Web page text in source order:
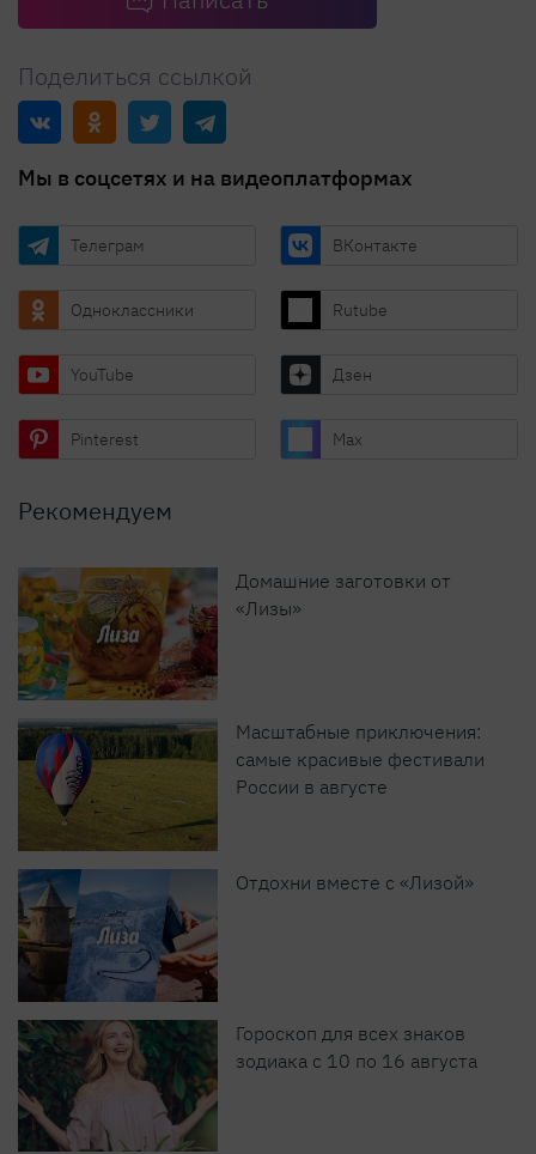
Поделиться ссылкой
Мы в соцсетях и на видеоплатформах
Телеграм ВКонтакте
Одноклассники Rutube
YouTube Дзен
Pinterest Max
Рекомендуем
Домашние заготовки от
«Лизы»
Масштабные приключения:
самые красивые фестивали
России в августе
Отдохни вместе с «Лизой»
Гороскоп для всех знаков
зодиака с 10 по 16 августа